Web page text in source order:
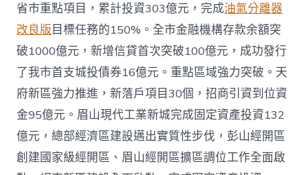
省市重點項目，累計投資303億元，完成油氣分離器
改良版 目標任務的150%。全市金融機構存款余額突
破1000億元，新增信貸首次突破100億元，成功發行
了我市首支城投債券16億元。重點區域強力突破。天
府新區強力推進，新落戶項目30個，招商引資到位資
金95億元。眉山現代工業新城完成固定資產投資132
億元，總部經濟區建設邁出實質性步伐，彭山經開區
創建國家級經開區、眉山經開區擴區調位工作全面啟